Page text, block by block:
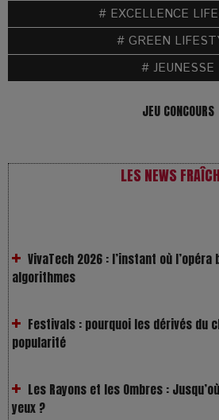
# EXCELLENCE
# GREEN
# JEUNESSE
JEU CONCOURS
LES NEWS
algorithmes
popularité
yeux ?